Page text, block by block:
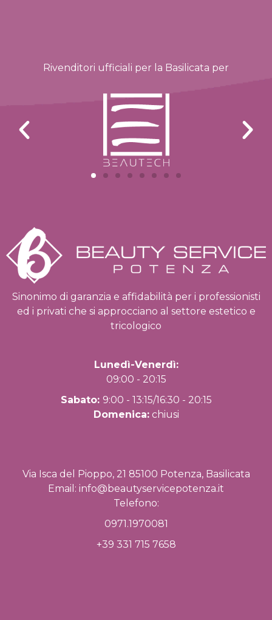
Rivenditori ufficiali per la Basilicata per
Sinonimo di garanzia e affidabilità per i professionisti
ed i privati che si approcciano al settore estetico e
tricologico
Lunedì-Venerdì:
09:00 - 20:15
Sabato: 9:00 - 13:15/16:30 - 20:15
Domenica:chiusi
Via Isca del Pioppo, 21 85100 Potenza, Basilicata
Email: info@beautyservicepotenza.it
Telefono:
0971.1970081
+39 331 715 7658